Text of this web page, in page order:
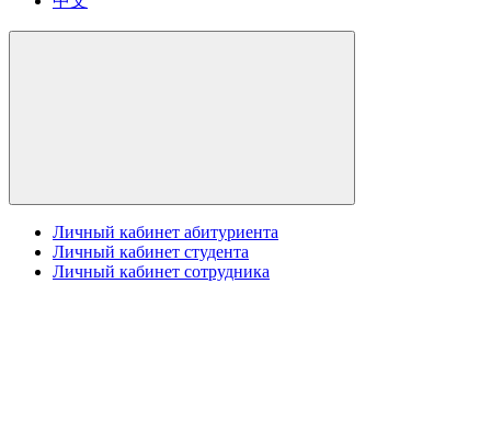
Личный кабинет абитуриента
Личный кабинет студента
Личный кабинет сотрудника